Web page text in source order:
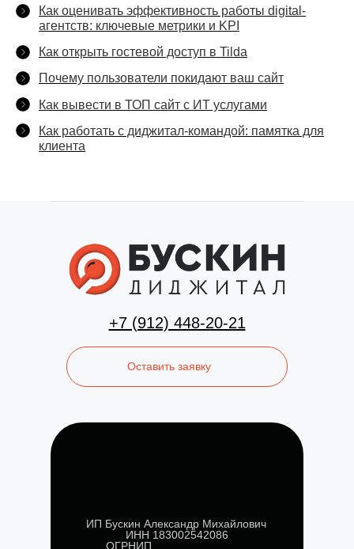
Как оценивать эффективность работы digital-
агентств: ключевые метрики и KPI
Как открыть гостевой доступ в Tilda
Почему пользователи покидают ваш сайт
Как вывести в ТОП сайт с ИТ услугами
Как работать с диджитал-командой: памятка для
клиента
+7 (912) 448-20-21
Оставить заявку
ИП Бускин Александр Михайлович
ИНН 183002542086
ОГРНИП